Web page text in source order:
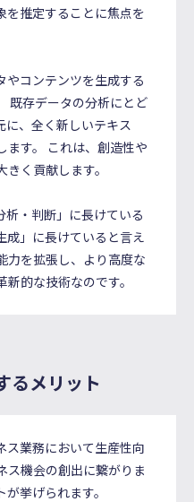
を推定することに焦点を
やコンテンツを生成する
既存データの分析にとど
に、全く新しいテキス
ます。 これは、創造性や
く貢献します。
・判断」に長けている
成」に長けていると言え
力を拡張し、より高度な
的な技術なのです。
るメリット
ス業務において生産性向
ス機会の創出に繋がりま
挙げられます。